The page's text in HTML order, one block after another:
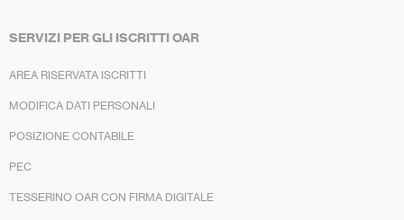
SERVIZI PER GLI ISCRITTI OAR
AREA RISERVATA ISCRITTI
MODIFICA DATI PERSONALI
POSIZIONE CONTABILE
PEC
TESSERINO OAR CON FIRMA DIGITALE